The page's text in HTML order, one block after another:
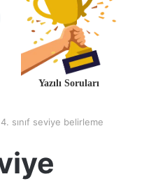
Yazılı Soruları
4. sınıf seviye belirleme